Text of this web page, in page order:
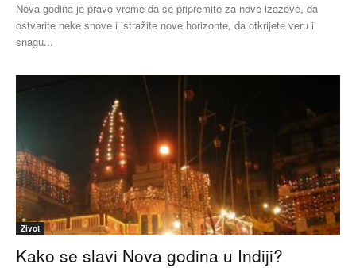
Nova godina je pravo vreme da se pripremite za nove izazove, da
ostvarite neke snove i istražite nove horizonte, da otkrijete veru i
snagu...
Život
Kako se slavi Nova godina u Indiji?